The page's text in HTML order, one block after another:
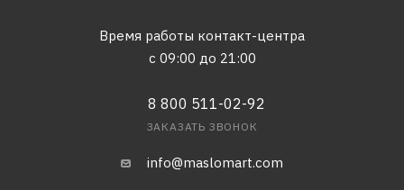
Время работы контакт-центра
с 09:00 до 21:00
8 800 511-02-92
ЗАКАЗАТЬ ЗВОНОК
info@maslomart.com